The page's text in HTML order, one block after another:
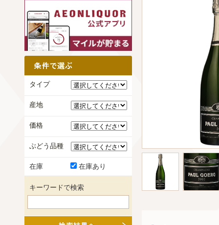
タイプ
産地
価格
ぶどう品種
在庫 在庫あり
キーワードで検索